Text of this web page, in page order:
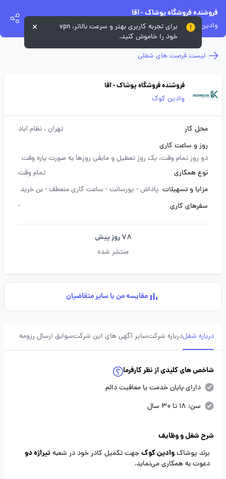
فروشنده فروشگاه پوشاک - آقا
وادین کوک
لیست فرصت های شغلی
فروشنده فروشگاه پوشاک - آقا
وادین کوک
محل کار تهران ، نظام آباد
روز و ساعت کاری
دو روز تمام وقت، یک روز تعطیل و مابقی روزها به صورت پاره وقت
نوع همکاری
تمام وقت
مزایا و تسهیلات پاداش - پورسانت - ساعت کاری منعطف -بن خرید
سفرهای کاری
-
78 روز پیش
منتشر شده
مقایسه من با سایر متقاضیان
درباره شغلدرباره شرکتسایر آگهی های این شرکتسوابق ارسال رزومه
شاخص های کلیدی از نظر کارفرما
دارای پایان خدمت یا معافیت دائم
سن: 18 تا 30 سال
شرح شغل و وظایف
برند پوشاکوادین کوکجهت تکمیل کادر خود در شعبهتیراژه دو
دعوت به همکاری می‌نماید.
برای تجربه کاربری بهتر و سرعت بالاتر، vpn
خود را خاموش کنید.